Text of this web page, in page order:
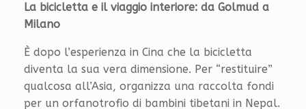
La bicicletta e il viaggio interiore: da Golmud a
Milano
È dopo l’esperienza in Cina che la bicicletta
diventa la sua vera dimensione. Per “restituire”
qualcosa all’Asia, organizza una raccolta fondi
per un orfanotrofio di bambini tibetani in Nepal.